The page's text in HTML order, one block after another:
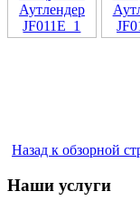
Назад к обзорной
Наши услуги